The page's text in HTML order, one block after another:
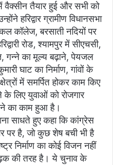
वैक्सीन तैयार हुई और सभी को
हरिद्वार ग्रामीण विधानसभा
कॉलेज, बरसाती नदियों पर
रोड, श्यामपुर में सीएचसी,
गन्ने का मूल्य बढ़ाने, पेयजल
घाट का निर्माण, गांवों के
में समर्पित होकर काम किए
लिए युवाओं को रोजगार
का काम हुआ है।
साधते हुए कहा कि कांग्रेस
पर है, जो कुछ शेष बची भी है
निर्माण का कोई विजन नहीं
की तरह है। ये चुनाव के